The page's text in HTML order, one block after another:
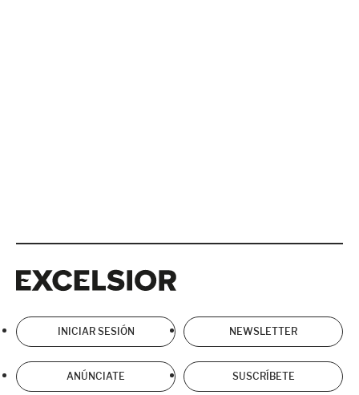
INICIAR SESIÓN NEWSLETTER
ANÚNCIATE SUSCRÍBETE